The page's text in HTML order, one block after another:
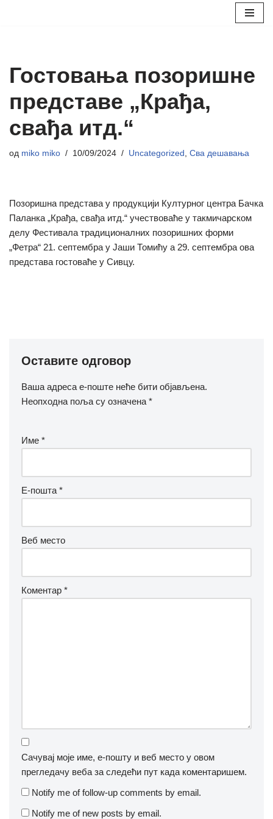
Гостовања позоришне
представе „Крађа,
свађа итд.“
од miko miko 10/09/2024 Uncategorized , Сва дешавања
Позоришна представа у продукцији Културног центра Бачка
Паланка „Крађа, свађа итд.“ учествоваће у такмичарском
делу Фестивала традиционалних позоришних форми
„Фетра“ 21. септембра у Јаши Томићу а 29. септембра ова
представа гостоваће у Сивцу.
Оставите одговор
Ваша адреса е-поште неће бити објављена.
Неопходна поља су означена *
Име *
Е-пошта *
Веб место
Коментар *
Сачувај моје име, е-пошту и веб место у овом
прегледачу веба за следећи пут када коментаришем.
Notify me of follow-up comments by email.
Notify me of new posts by email.